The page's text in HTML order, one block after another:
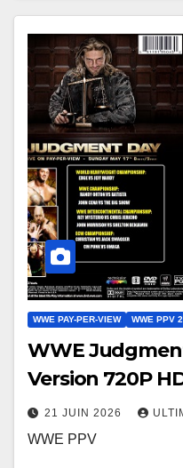
WWE PAY-PER-VIEW WWE PPV
WWE
Version 720P
21 JUIN 2026
WWE PPV